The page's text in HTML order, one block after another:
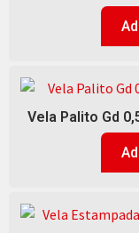
Vela Palito Gd